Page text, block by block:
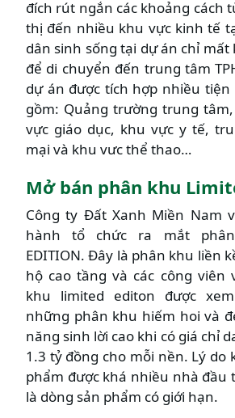
đích rút ngắn các khoảng cách
thị đến nhiều khu vực kinh tế
dân sinh sống tại dự án chỉ
để di chuyển đến trung tâm
dự án được tích hợp nhiều
gồm: Quảng trường trung
vực giáo dục, khu vực y tế,
mại và khu vưc thể thao…
Mở bán phân khu
Công ty Đất Xanh Miền Nam
hành tổ chức ra mắt phân
EDITION. Đây là phân khu liền
hộ cao tầng và các công viên
khu limited editon được
những phân khu hiếm hoi và
năng sinh lời cao khi có giá chỉ
1.3 tỷ đồng cho mỗi nền. Lý do
phẩm được khá nhiều nhà đầu
là dòng sản phẩm có giới hạn.